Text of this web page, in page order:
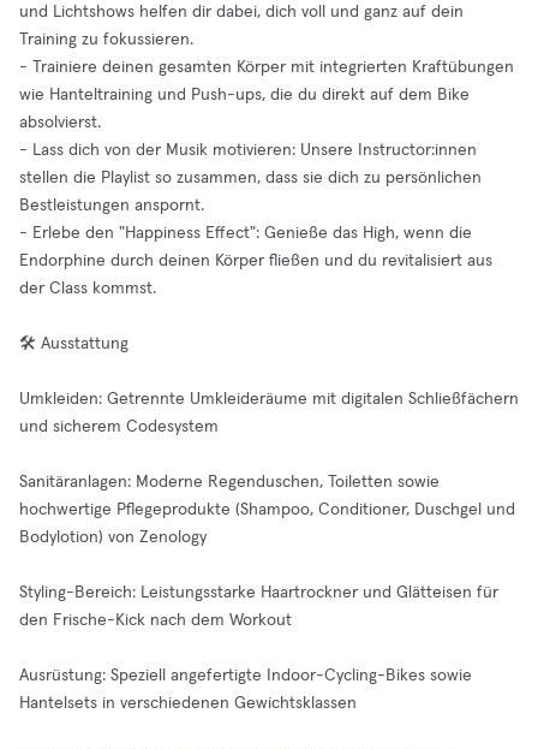
und Lichtshows helfen dir dabei, dich voll und ganz auf dein
Training zu fokussieren.
- Trainiere deinen gesamten Körper mit integrierten Kraftübungen
wie Hanteltraining und Push-ups, die du direkt auf dem Bike
absolvierst.
- Lass dich von der Musik motivieren: Unsere Instructor:innen
stellen die Playlist so zusammen, dass sie dich zu persönlichen
Bestleistungen anspornt.
- Erlebe den "Happiness Effect": Genieße das High, wenn die
Endorphine durch deinen Körper fließen und du revitalisiert aus
der Class kommst.
🛠️ Ausstattung
Umkleiden: Getrennte Umkleideräume mit digitalen Schließfächern
und sicherem Codesystem
Sanitäranlagen: Moderne Regenduschen, Toiletten sowie
hochwertige Pflegeprodukte (Shampoo, Conditioner, Duschgel und
Bodylotion) von Zenology
Styling-Bereich: Leistungsstarke Haartrockner und Glätteisen für
den Frische-Kick nach dem Workout
Ausrüstung: Speziell angefertigte Indoor-Cycling-Bikes sowie
Hantelsets in verschiedenen Gewichtsklassen